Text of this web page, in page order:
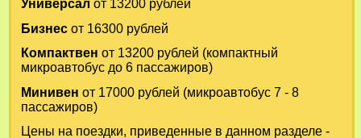
Универсал от 13200 рублей
Бизнесот 16300 рублей
Компактвен от 13200 рублей (компактный
микроавтобус до 6 пассажиров)
Минивен от 17000 рублей (микроавтобус 7 - 8
пассажиров)
Цены на поездки, приведенные в данном разделе -